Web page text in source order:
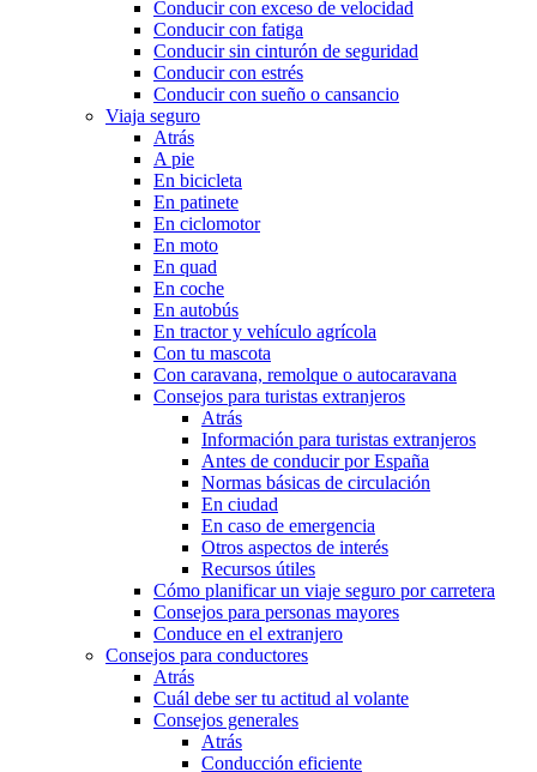
Conducir con exceso de velocidad
Conducir con fatiga
Conducir sin cinturón de seguridad
Conducir con estrés
Conducir con sueño o cansancio
Viaja seguro
Atrás
A pie
En bicicleta
En patinete
En ciclomotor
En moto
En quad
En coche
En autobús
En tractor y vehículo agrícola
Con tu mascota
Con caravana, remolque o autocaravana
Consejos para turistas extranjeros
Atrás
Información para turistas extranjeros
Antes de conducir por España
Normas básicas de circulación
En ciudad
En caso de emergencia
Otros aspectos de interés
Recursos útiles
Cómo planificar un viaje seguro por carretera
Consejos para personas mayores
Conduce en el extranjero
Consejos para conductores
Atrás
Cuál debe ser tu actitud al volante
Consejos generales
Atrás
Conducción eficiente